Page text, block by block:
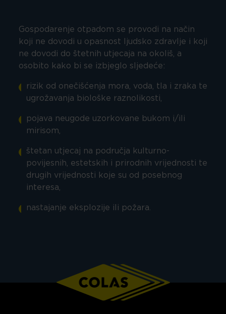
Gospodarenje otpadom se provodi na način
koji ne dovodi u opasnost ljudsko zdravlje i koji
ne dovodi do štetnih utjecaja na okoliš, a
osobito kako bi se izbjeglo sljedeće:
rizik od onečišćenja mora, voda, tla i zraka te
ugrožavanja biološke raznolikosti,
pojava neugode uzorkovane bukom i/ili
mirisom,
štetan utjecaj na područja kulturno-
povijesnih, estetskih i prirodnih vrijednosti te
drugih vrijednosti koje su od posebnog
interesa,
nastajanje eksplozije ili požara.